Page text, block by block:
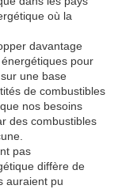
où la
davantage
pour
une base
de combustibles
nos besoins
des combustibles
pas
diffère de
auraient pu